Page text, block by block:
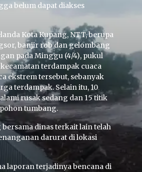
belum dapat diakses
Kota Kupang, NTT, berupa
banjir rob dan gelombang
pada Minggu (4/4), pukul
kecamatan terdampak cuaca
ekstrem tersebut, sebanyak
terdampak. Selain itu, 10
rusak sedang dan 15 titik
tumbang.
bersama dinas terkait lain telah
darurat di lokasi
laporan terjadinya bencana di